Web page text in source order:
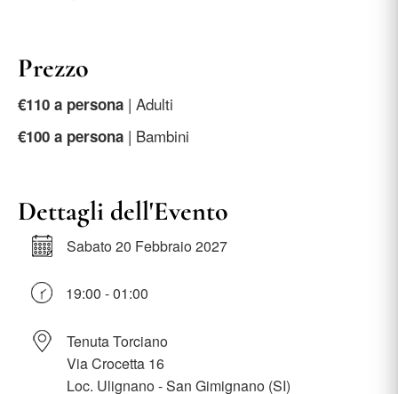
Prezzo
€110 a persona | Adulti
€100 a persona | Bambini
Dettagli dell'Evento
Sabato 20 Febbraio 2027
19:00 - 01:00
Tenuta Torciano
Via Crocetta 16
Loc. Ulignano - San Gimignano (SI)